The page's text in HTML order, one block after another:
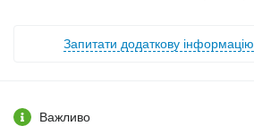
Запитати додаткову інформацію
Важливо